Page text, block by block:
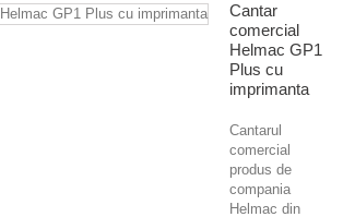
Cantar
comercial
Helmac GP1
Plus cu
imprimanta
Cantarul
comercial
produs de
compania
Helmac din